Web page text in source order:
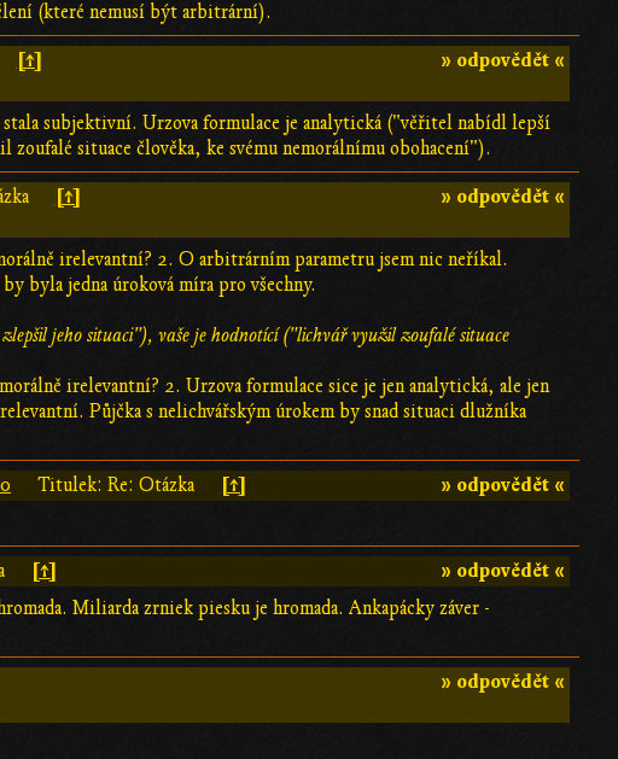
(které nemusí být arbitrární).
» odpovědět «
[↑]
subjektivní. Urzova formulace je analytická ("věřitel nabídl lepší
situace člověka, ke svému nemorálnímu obohacení").
» odpovědět «
[↑]
irelevantní? 2. O arbitrárním parametru jsem nic neříkal.
byla jedna úroková míra pro všechny.
jeho situaci"), vaše je hodnotící ("lichvář využil zoufalé situace
irelevantní? 2. Urzova formulace sice je jen analytická, ale jen
Půjčka s nelichvářským úrokem by snad situaci dlužníka
» odpovědět «
Titulek: Re: Otázka [↑]
» odpovědět «
[↑]
Miliarda zrniek piesku je hromada. Ankapácky záver -
» odpovědět «